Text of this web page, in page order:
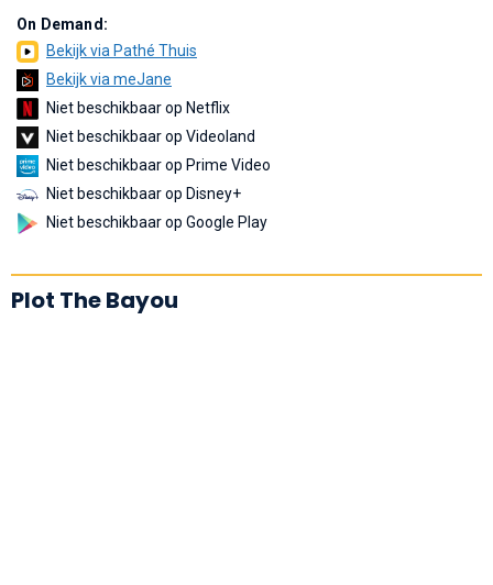
On Demand:
Bekijk via Pathé Thuis
Bekijk via meJane
Niet beschikbaar op Netflix
Niet beschikbaar op Videoland
Niet beschikbaar op Prime Video
Niet beschikbaar op Disney+
Niet beschikbaar op Google Play
Plot The Bayou